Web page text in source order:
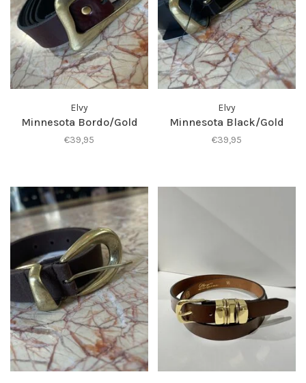
Elvy
Minnesota Bordo/Gold
€39,95
Elvy
Minnesota Black/Gold
€39,95